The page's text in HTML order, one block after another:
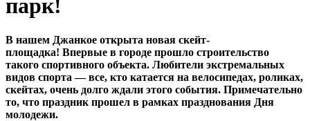
парк!
В нашем Джанкое открыта новая скейт-
площадка! Впервые в городе прошло строительство
такого спортивного объекта. Любители экстремальных
видов спорта — все, кто катается на велосипедах, роликах,
скейтах, очень долго ждали этого события. Примечательно
то, что праздник прошел в рамках празднования Дня
молодежи.